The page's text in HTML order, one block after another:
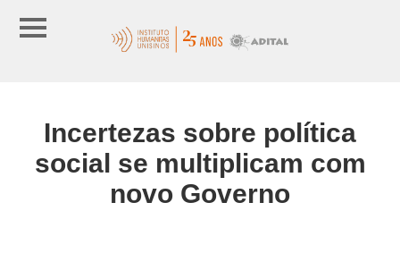
Incertezas sobre política
social se multiplicam com
novo Governo